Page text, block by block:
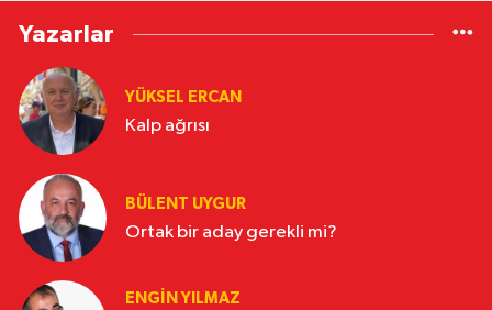
Yazarlar
YÜKSEL ERCAN
Kalp ağrısı
BÜLENT UYGUR
Ortak bir aday gerekli mi?
ENGİN YILMAZ